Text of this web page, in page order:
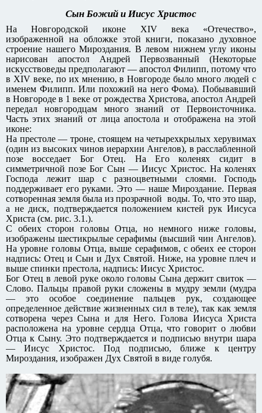
Сын Божий и Иисус Христос
На Новгородской иконе XIV века «Отечество»,
изображенной на обложке этой книги, показано духовное
строение нашего Мироздания. В левом нижнем углу иконы
нарисован апостол Андрей Первозванный (Некоторые
искусствоведы предполагают — апостол Филипп, потому что
в XIV веке, по их мнению, в Новгороде было много людей с
именем Филипп. Или похожий на него Фома). Побывавший
в Новгороде в 1 веке от рождества Христова, апостол Андрей
передал новгородцам много знаний от Первоисточника.
Часть этих знаний от лица апостола и отображена на этой
иконе:
На престоле — троне, стоящем на четырехкрылых херувимах
(один из высоких чинов иерархии Ангелов), в расслабленной
позе восседает Бог Отец. На Его коленях сидит в
симметричной позе Бог Сын — Иисус Христос. На коленях
Господа лежит шар с разноцветными слоями. Господь
поддерживает его руками. Это — наше Мироздание. Первая
сотворенная земля была из прозрачной воды. То, что это шар,
а не диск, подтверждается положением кистей рук Иисуса
Христа (см. рис. 3.1.).
С обеих сторон головы Отца, но немного ниже головы,
изображены шестикрылые серафимы (высший чин Ангелов).
На уровне головы Отца, выше серафимов, с обеих ее сторон
надпись: Отец и Сын и Дух Святой. Ниже, на уровне плеч и
выше спинки престола, надпись: Иисус Христос.
Бог Отец в левой руке около головы Сына держит свиток —
Слово. Пальцы правой руки сложены в мудру земли (мудра
— это особое соединение пальцев рук, создающее
определенное действие жизненных сил в теле), так как земля
сотворена через Сына и для Него. Голова Иисуса Христа
расположена на уровне сердца Отца, что говорит о любви
Отца к Сыну. Это подтверждается и подписью внутри шара
— Иисус Христос. Под подписью, ближе к центру
Мироздания, изображен Дух Святой в виде голубя.